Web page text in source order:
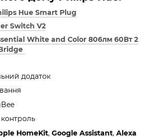
Hue Smart Plug
Switch V2
White and Color 806лм 60Вт 2
додаток
HomeKit, Google Assistant, Alexa